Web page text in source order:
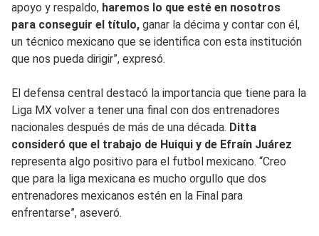
apoyo y respaldo, haremos lo que esté en nosotros
para conseguir el título, ganar la décima y contar con él,
un técnico mexicano que se identifica con esta institución
que nos pueda dirigir”, expresó.
El defensa central destacó la importancia que tiene para la
Liga MX volver a tener una final con dos entrenadores
nacionales después de más de una década. Ditta
consideró que el trabajo de Huiqui y de Efraín Juárez
representa algo positivo para el futbol mexicano. “Creo
que para la liga mexicana es mucho orgullo que dos
entrenadores mexicanos estén en la Final para
enfrentarse”, aseveró.